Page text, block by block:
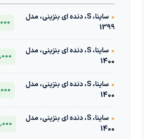
•
ساینا، S، دنده ای بنزینی، مدل
1399
•
ساینا، S، دنده ای بنزینی، مدل
1400
•
ساینا، S، دنده ای بنزینی، مدل
1400
•
ساینا، S، دنده ای بنزینی، مدل
1400